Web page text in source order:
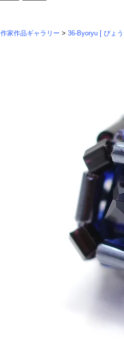
作家作品ギャラリー > 36-Byoryu [ びょう